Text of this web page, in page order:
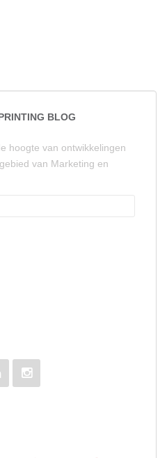
BLOG
hoogte van ontwikkelingen
van Marketing en